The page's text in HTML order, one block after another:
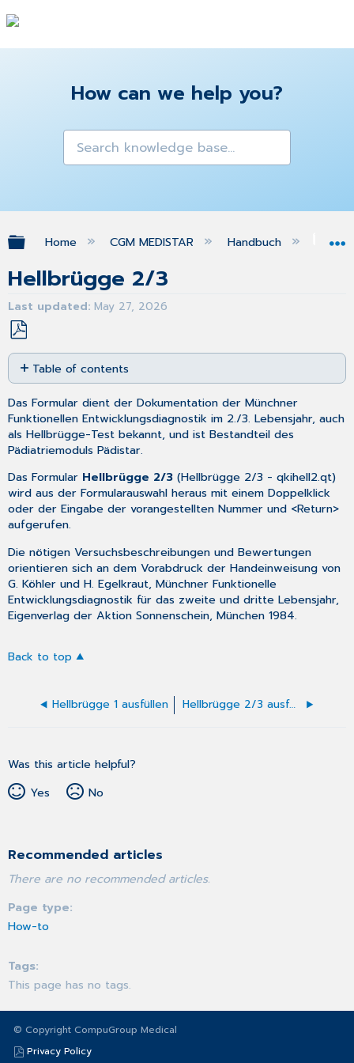
How can we help you?
Expand/collapse global hierarchy
Home CGM MEDISTAR Handbuch
Hellbrügge 2/3
Last updated May 27, 2026
Save
as
PDF
Table of contents
No
headers
Das Formular dient der Dokumentation der Münchner
Funktionellen Entwicklungsdiagnostik im 2./3. Lebensjahr, auch
als Hellbrügge-Test bekannt, und ist Bestandteil des
Pädiatriemoduls Pädistar.
Das Formular Hellbrügge 2/3 (Hellbrügge 2/3 - qkihell2.qt)
wird aus derFormularauswahl heraus mit einem Doppelklick
oder der Eingabe der vorangestellten Nummer und <Return>
aufgerufen.
Die nötigen Versuchsbeschreibungen und Bewertungen
orientieren sich an dem Vorabdruck der Handeinweisung von
G. Köhler und H. Egelkraut, Münchner Funktionelle
Entwicklungsdiagnostik für das zweite und dritte Lebensjahr,
Eigenverlag der Aktion Sonnenschein, München 1984.
Back to top
Hellbrügge 1 ausfüllen Hellbrügge 2/3 ausfüllen
Was this article helpful?
Yes
No
Recommended articles
There are no recommended articles.
Page type
How-to
Tags
This page has no tags.
© Copyright CompuGroup Medical
Privacy Policy